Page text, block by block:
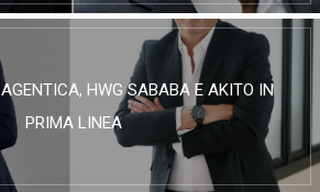
HWG SABABA E AKITO IN
PRIMA LINEA